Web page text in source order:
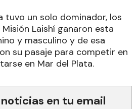
tuvo un solo dominador, los
Laishí ganaron esta
y masculino y de esa
su pasaje para competir en
en Mar del Plata.
en tu email